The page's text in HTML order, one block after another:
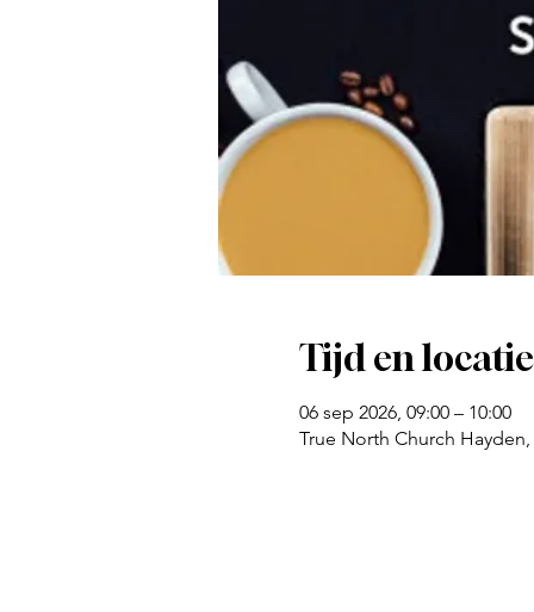
Tijd en locatie
06 sep 2026, 09:00 – 10:00
True North Church